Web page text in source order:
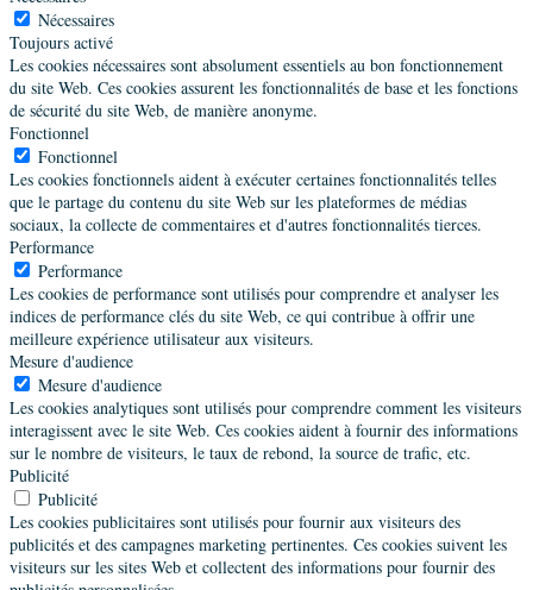
06 82 07 31 73
jsabatier@evoluvia.fr
Société
Rousseau Natacha
06 28 56 25 47
rousseau.natacha@talenteos.fr
de performance, j’accompagne individuellement...
Société
Talenteos
Potié Laurence
Maître praticien
Promo 11
Nécessaires
Toujours activé
Les cookies nécessaires sont absolument essentiels au bon fonctionnement
du site Web. Ces cookies assurent les fonctionnalités de base et les fonctions
de sécurité du site Web, de manière anonyme.
Fonctionnel
Fonctionnel
Les cookies fonctionnels aident à exécuter certaines fonctionnalités telles
que le partage du contenu du site Web sur les plateformes de médias
sociaux, la collecte de commentaires et d'autres fonctionnalités tierces.
Performance
Performance
Les cookies de performance sont utilisés pour comprendre et analyser les
indices de performance clés du site Web, ce qui contribue à offrir une
meilleure expérience utilisateur aux visiteurs.
Mesure d'audience
Mesure d'audience
Les cookies analytiques sont utilisés pour comprendre comment les visiteurs
interagissent avec le site Web. Ces cookies aident à fournir des informations
sur le nombre de visiteurs, le taux de rebond, la source de trafic, etc.
Publicité
Publicité
Les cookies publicitaires sont utilisés pour fournir aux visiteurs des
publicités et des campagnes marketing pertinentes. Ces cookies suivent les
visiteurs sur les sites Web et collectent des informations pour fournir des